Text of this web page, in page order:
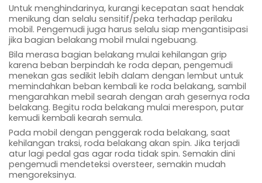
Untuk menghindarinya, kurangi kecepatan saat hendak
menikung dan selalu sensitif/peka terhadap perilaku
mobil. Pengemudi juga harus selalu siap mengantisipasi
jika bagian belakang mobil mulai ngebuang.
Bila merasa bagian belakang mulai kehilangan grip
karena beban berpindah ke roda depan, pengemudi
menekan gas sedikit lebih dalam dengan lembut untuk
memindahkan beban kembali ke roda belakang, sambil
mengarahkan mebil searah dengan arah gesernya roda
belakang. Begitu roda belakang mulai merespon, putar
kemudi kembali kearah semula.
Pada mobil dengan penggerak roda belakang, saat
kehilangan traksi, roda belakang akan spin. Jika terjadi
atur lagi pedal gas agar roda tidak spin. Semakin dini
pengemudi mendeteksi oversteer, semakin mudah
mengoreksinya.